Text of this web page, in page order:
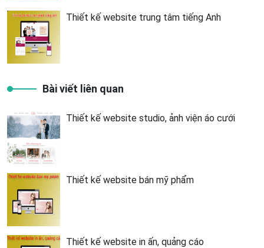
Thiết kế website trung tâm tiếng Anh
Bài viết liên quan
Thiết kế website studio, ảnh viện áo cưới
Thiết kế website bán mỹ phẩm
Thiết kế website in ấn, quảng cáo